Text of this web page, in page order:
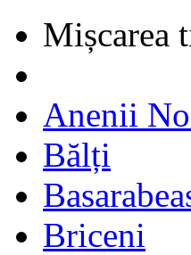
Mișcarea
Anenii
Bălți
Briceni